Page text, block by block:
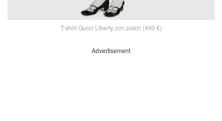
T-shirt Gucci Liberty con patch (490 €)
Advertisement